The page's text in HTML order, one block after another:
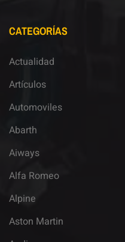
CATEGORÍAS
Actualidad
Artículos
Automoviles
Abarth
Aiways
Alfa Romeo
Alpine
Aston Martin